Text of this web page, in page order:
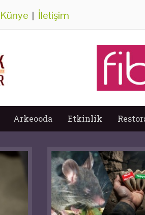
Künye | İletişim
Arkeooda Etkinlik